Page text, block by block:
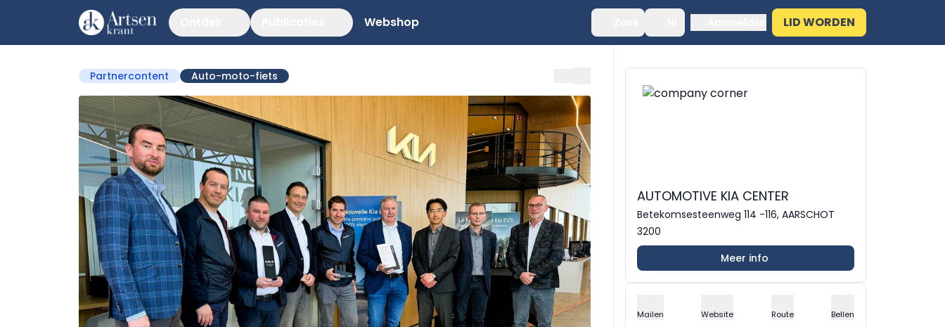
Webshop LID WORDEN
Partnercontent Auto-moto-fiets
AUTOMOTIVE KIA CENTER
Betekomsesteenweg 114 -116, AARSCHOT
3200
Meer info
Mailen Website Route Bellen